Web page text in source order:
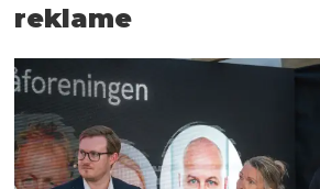
reklame